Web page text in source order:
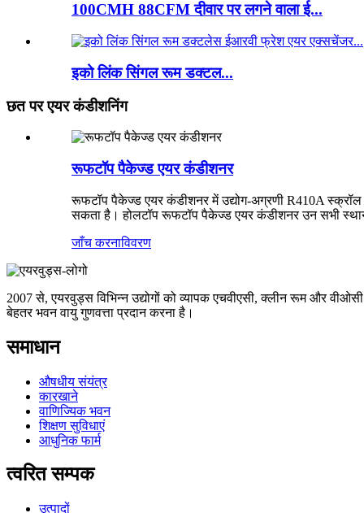
100CMH 88CFM दीवार पर लगने वाला ई...
इको लिंक सिंगल रूम डक्टल...
छत पर एयर कंडीशनिंग
रूफटॉप पैकेज्ड एयर कंडीशनर
रूफटॉप पैकेज्ड एयर कंडीशनर में उद्योग-अग्रणी R410A स्क्रॉल
सकता है। होलटॉप रूफटॉप पैकेज्ड एयर कंडीशनर उन सभी
जाँच करनाविवरण
2007 से, एयरवुड्स विभिन्न उद्योगों को व्यापक एचवीएसी, क्लीन रूम और
बेहतर भवन वायु गुणवत्ता प्रदान करना है।
समाधान
औषधीय संयंत्र
कारखाने
वाणिज्यिक भवन
शिक्षण सुविधाएं
आधुनिक फार्म
त्वरित सम्पक
उत्पादों